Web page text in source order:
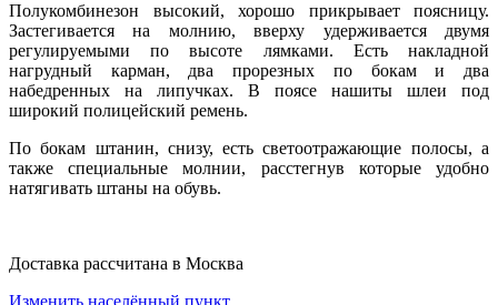
Полукомбинезон высокий, хорошо прикрывает поясницу.
Застегивается на молнию, вверху удерживается двумя
регулируемыми по высоте лямками. Есть накладной
нагрудный карман, два прорезных по бокам и два
набедренных на липучках. В поясе нашиты шлеи под
широкий полицейский ремень.
По бокам штанин, снизу, есть светоотражающие полосы, а
также специальные молнии, расстегнув которые удобно
натягивать штаны на обувь.
Доставка рассчитана в Москва